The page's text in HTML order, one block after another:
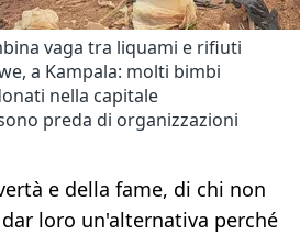
vaga tra liquami e rifiuti
a Kampala: molti bimbi
nella capitale
preda di organizzazioni
e della fame, di chi non
loro un'alternativa perché